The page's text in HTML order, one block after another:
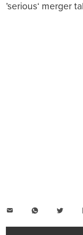
’serious‘ merger
WhatsApp